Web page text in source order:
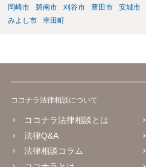
岡崎市
碧南市 刈谷市 豊田市 安城市
みよし市
幸田町
ココナラ法律相談について
ココナラ法律相談とは
法律Q&A
法律相談コラム